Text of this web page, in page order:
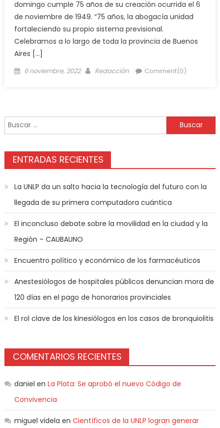
domingo cumple 75 años de su creación ocurrida el 6
de noviembre de 1949. “75 años, la abogacía unidad
fortaleciendo su propio sistema previsional.
Celebramos a lo largo de toda la provincia de Buenos
Aires […]
6 noviembre, 2022 Redacción Comment(0)
ENTRADAS RECIENTES
La UNLP da un salto hacia la tecnología del futuro con la
llegada de su primera computadora cuántica
El inconcluso debate sobre la movilidad en la ciudad y la
Región – CAUBAUNO
Encuentro político y económico de los farmacéuticos
Anestesiólogos de hospitales públicos denuncian mora de
120 días en el pago de honorarios provinciales
El rol clave de los kinesiólogos en los casos de bronquiolitis
COMENTARIOS RECIENTES
daniel en La Plata: Se aprobó el nuevo Código de
Convivencia
miguel videla en Científicos de la UNLP logran generar